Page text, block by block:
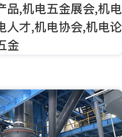
品,机电五金展会,机电
人才,机电协会,机电论
金